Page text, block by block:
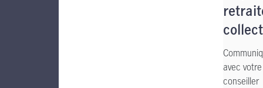
avec votre
conseiller